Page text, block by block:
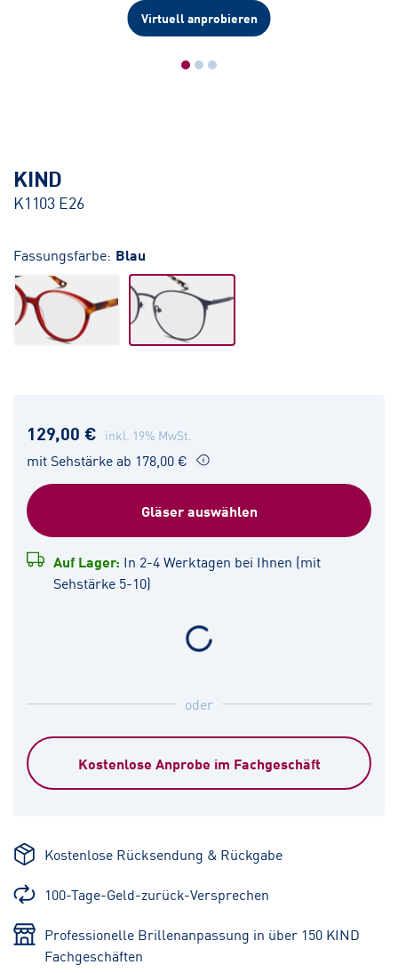
Virtuell anprobieren
KIND
K1103 E26
Fassungsfarbe: Blau
129,00 € inkl. 19% MwSt.
mit Sehstärke ab 178,00 €
Gläser auswählen
Auf Lager: In 2-4 Werktagen bei Ihnen (mit
Sehstärke 5-10)
oder
Kostenlose Anprobe im Fachgeschäft
Kostenlose Rücksendung & Rückgabe
100-Tage-Geld-zurück-Versprechen
Professionelle Brillenanpassung in über 150 KIND
Fachgeschäften